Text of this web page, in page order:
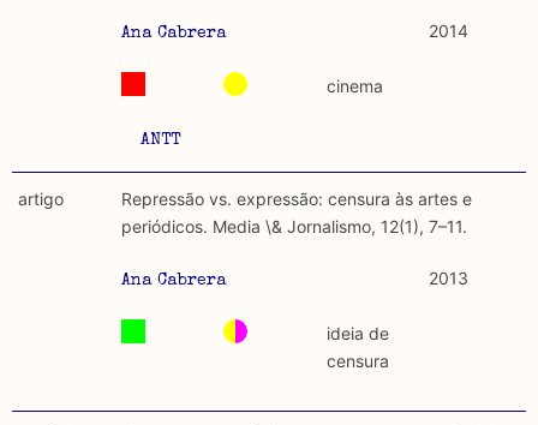
Ana Cabrera 2014
ANTT
cinema
artigo
Repressão vs. expressão: censura às artes e
periódicos. Media \& Jornalismo, 12(1), 7–11.
Ana Cabrera 2013
ideia de
censura